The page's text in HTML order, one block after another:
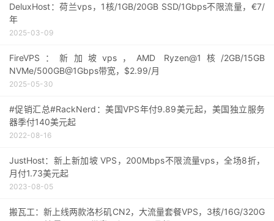
DeluxHost：荷兰vps，1核/1GB/20GB SSD/1Gbps不限流量，€7/
年
2025-03-09
FireVPS：新加坡vps，AMD Ryzen@1核/2GB/15GB
NVMe/500GB@1Gbps带宽，$2.99/月
2025-05-30
#促销汇总#RackNerd：美国VPS年付9.89美元起，美国独立服务
器季付140美元起
2022-08-16
JustHost：新上新加坡 VPS，200Mbps不限流量vps，全场8折，
月付1.73美元起
2023-08-05
搬瓦工：新上线两款洛杉矶CN2，大流量套餐VPS，3核/16G/320G